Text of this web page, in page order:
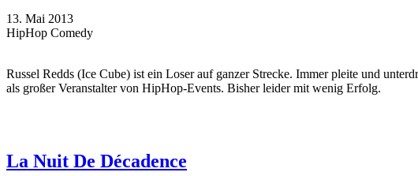
13. Mai 2013
HipHop Comedy
Russel Redds (Ice Cube) ist ein Loser auf ganzer Strecke. Immer pleite und
als großer Veranstalter von HipHop-Events. Bisher leider mit wenig Erfolg.
La Nuit De Décadence